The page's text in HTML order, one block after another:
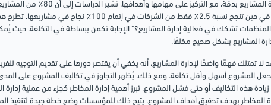
وهو ما يدفعنا لاستكشاف مفهوم إدارة المشاريع بدقة، مع التركيز على مهامها وأهدافها.
الأداء يقودها مديرو مشاريع معتمدون، في حين تنجح نسبة 2.5٪ فقط من الشركات في إتمام 100٪ نجاح في
المنظمات تشكك في فعالية إدارة المشاريع؟" الإجابة تكمن ببساطة في التكلفة، حيث
المشاريع بشكل صحيح مكلفًا.
تمتلك فهمًا واضحًا لإدارة المشاريع، أنه يكفي أن يقتصر دورها على تقديم التوجيه
المشروع أسهل وأقل تكلفة. ومع ذلك، يُظهر التجاوز في تكاليف المشروع على
هذه التكاليف أو حتى فشل المشروع. تبرز أهمية إدارة المخاطر كجزء من عملية إدارة
المخاطر بهدف تحقيق أهداف المشروع. يتيح ذلك للمؤسسات وضع خطة جيدة لتنفيذ